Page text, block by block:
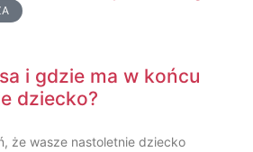
i gdzie ma w końcu
dziecko?
że wasze nastoletnie dziecko